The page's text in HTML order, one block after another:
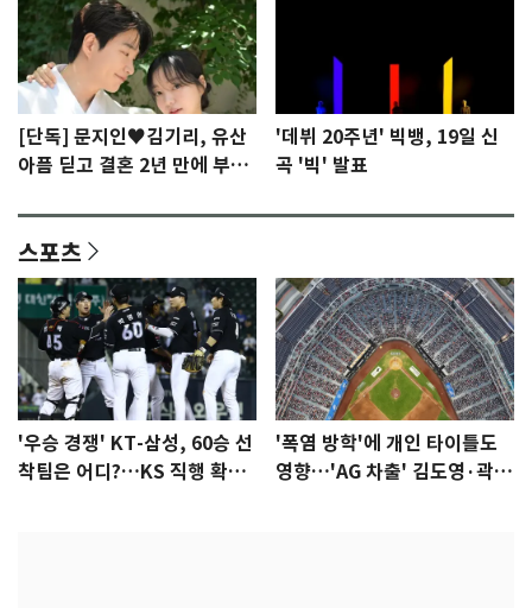
[단독] 문지인♥김기리, 유산
아픔 딛고 결혼 2년 만에 부모
'데뷔 20주년' 빅뱅, 19일 신
곡 '빅' 발표
스포츠
'우승 경쟁' KT-삼성, 60승 선
착팀은 어디?…KS 직행 확률
'폭염 방학'에 개인 타이틀도
영향…'AG 차출' 김도영·곽빈